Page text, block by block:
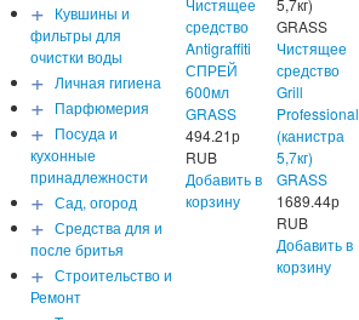
+ Кувшины и
фильтры для
очистки воды
+ Личная гигиена
+ Парфюмерия
+ Посуда и
кухонные
принадлежности
+ Сад, огород
+ Средства для и
после бритья
+ Строительство и
Ремонт
Чистящее
средство
Antigraffiti
СПРЕЙ
600мл
GRASS
494.21р
RUB
Добавить в
корзину
5,7кг)
GRASS
Чистящее
средство
Grill
Professional
(канистра
5,7кг)
GRASS
1689.44р
RUB
Добавить в
корзину